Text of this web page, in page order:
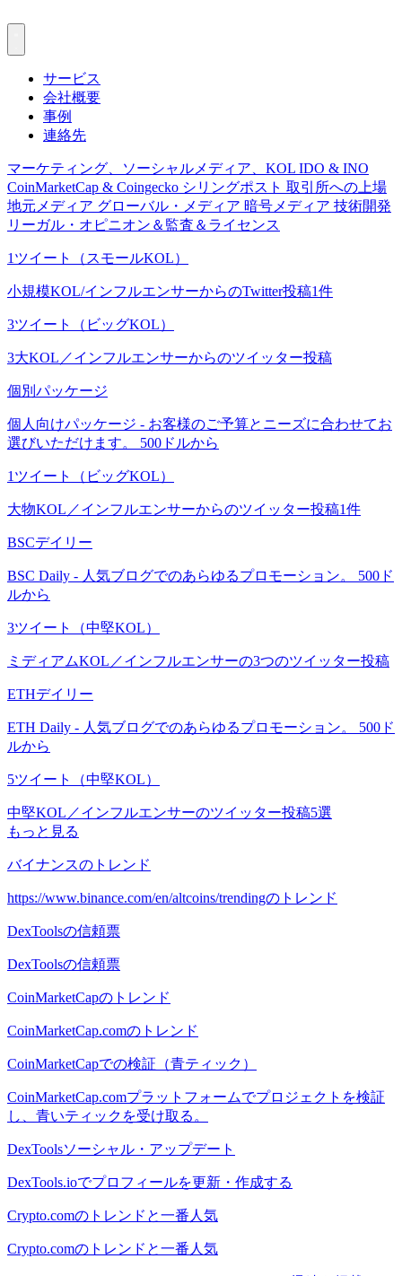
サービス
会社概要
事例
連絡先
マーケティング、ソーシャルメディア、KOL IDO & INO
CoinMarketCap & Coingecko シリングポスト 取引所への上場
地元メディア グローバル・メディア 暗号メディア 技術開発
リーガル・オピニオン＆監査＆ライセンス
1ツイート（スモールKOL）
小規模KOL/インフルエンサーからのTwitter投稿1件
3ツイート（ビッグKOL）
3大KOL／インフルエンサーからのツイッター投稿
個別パッケージ
個人向けパッケージ - お客様のご予算とニーズに合わせてお
選びいただけます。 500ドルから
1ツイート（ビッグKOL）
大物KOL／インフルエンサーからのツイッター投稿1件
BSCデイリー
BSC Daily - 人気ブログでのあらゆるプロモーション。 500ド
ルから
3ツイート（中堅KOL）
ミディアムKOL／インフルエンサーの3つのツイッター投稿
ETHデイリー
ETH Daily - 人気ブログでのあらゆるプロモーション。 500ド
ルから
5ツイート（中堅KOL）
中堅KOL／インフルエンサーのツイッター投稿5選
もっと見る
バイナンスのトレンド
https://www.binance.com/en/altcoins/trendingのトレンド
DexToolsの信頼票
DexToolsの信頼票
CoinMarketCapのトレンド
CoinMarketCap.comのトレンド
CoinMarketCapでの検証（青ティック）
CoinMarketCap.comプラットフォームでプロジェクトを検証
し、青いティックを受け取る。
DexToolsソーシャル・アップデート
DexTools.ioでプロフィールを更新・作成する
Crypto.comのトレンドと一番人気
Crypto.comのトレンドと一番人気